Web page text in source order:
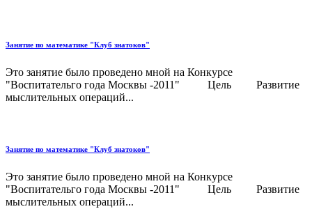
Занятие по математике "Клуб знатоков"
Это занятие было проведено мной на Конкурсе
"Воспитательго года Москвы -2011" Цель Развитие
мыслительных операций...
Занятие по математике "Клуб знатоков"
Это занятие было проведено мной на Конкурсе
"Воспитательго года Москвы -2011" Цель Развитие
мыслительных операций...